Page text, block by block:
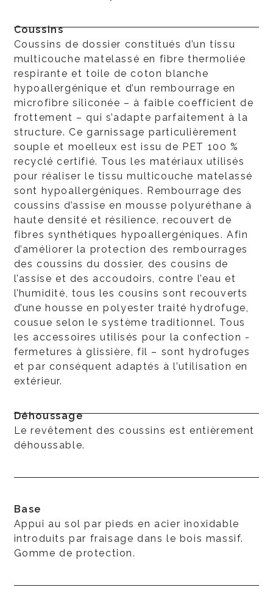
Coussins
Coussins de dossier constitués d’un tissu
multicouche matelassé en fibre thermoliée
respirante et toile de coton blanche
hypoallergénique et d’un rembourrage en
microfibre siliconée – à faible coefficient de
frottement – qui s’adapte parfaitement à la
structure. Ce garnissage particulièrement
souple et moelleux est issu de PET 100 %
recyclé certifié. Tous les matériaux utilisés
pour réaliser le tissu multicouche matelassé
sont hypoallergéniques. Rembourrage des
coussins d’assise en mousse polyuréthane à
haute densité et résilience, recouvert de
fibres synthétiques hypoallergéniques. Afin
d’améliorer la protection des rembourrages
des coussins du dossier, des cousins de
l’assise et des accoudoirs, contre l’eau et
l’humidité, tous les cousins sont recouverts
d’une housse en polyester traité hydrofuge,
cousue selon le système traditionnel. Tous
les accessoires utilisés pour la confection -
fermetures à glissière, fil – sont hydrofuges
et par conséquent adaptés à l’utilisation en
extérieur.
Déhoussage
Le revêtement des coussins est entièrement
déhoussable.
Base
Appui au sol par pieds en acier inoxidable
introduits par fraisage dans le bois massif.
Gomme de protection.